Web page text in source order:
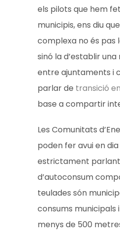
els pilots que hem
municipis, ens diu
complexa no és
sinó la d’establir
entre ajuntaments i
parlar de transició
base a compartir
Les Comunitats
poden fer avui en dia
estrictament
d’autoconsum
teulades són
consums municipals
menys de 500